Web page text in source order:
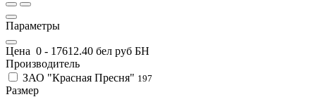
Параметры
Цена 0 - 17612.40 бел руб БН
Производитель
ЗАО "Красная Пресня" 197
Размер